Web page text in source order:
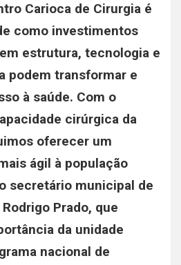
Carioca de Cirurgia é
como investimentos
estrutura, tecnologia e
podem transformar e
à saúde. Com o
cirúrgica da
oferecer um
ágil à população
secretário municipal de
Prado, que
da unidade
nacional de